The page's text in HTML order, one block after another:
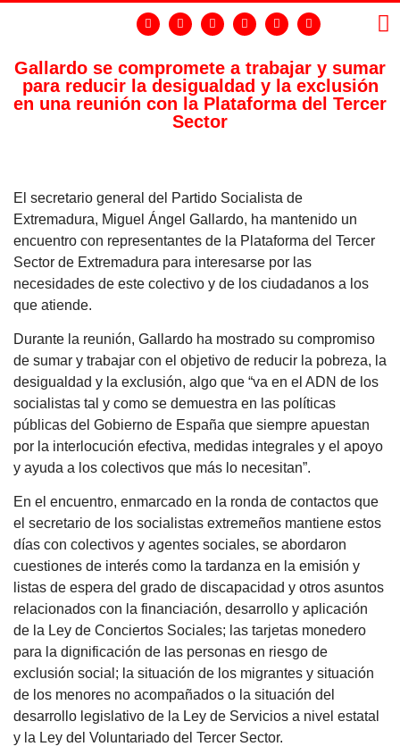
Gallardo se compromete a trabajar y sumar
para reducir la desigualdad y la exclusión
en una reunión con la Plataforma del Tercer
Sector
El secretario general del Partido Socialista de
Extremadura, Miguel Ángel Gallardo, ha mantenido un
encuentro con representantes de la Plataforma del Tercer
Sector de Extremadura para interesarse por las
necesidades de este colectivo y de los ciudadanos a los
que atiende.
Durante la reunión, Gallardo ha mostrado su compromiso
de sumar y trabajar con el objetivo de reducir la pobreza, la
desigualdad y la exclusión, algo que “va en el ADN de los
socialistas tal y como se demuestra en las políticas
públicas del Gobierno de España que siempre apuestan
por la interlocución efectiva, medidas integrales y el apoyo
y ayuda a los colectivos que más lo necesitan”.
En el encuentro, enmarcado en la ronda de contactos que
el secretario de los socialistas extremeños mantiene estos
días con colectivos y agentes sociales, se abordaron
cuestiones de interés como la tardanza en la emisión y
listas de espera del grado de discapacidad y otros asuntos
relacionados con la financiación, desarrollo y aplicación
de la Ley de Conciertos Sociales; las tarjetas monedero
para la dignificación de las personas en riesgo de
exclusión social; la situación de los migrantes y situación
de los menores no acompañados o la situación del
desarrollo legislativo de la Ley de Servicios a nivel estatal
y la Ley del Voluntariado del Tercer Sector.